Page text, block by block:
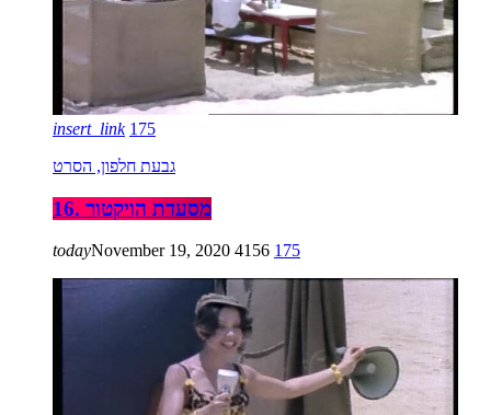
insert_link 175
גבעת חלפון, הסרט
16. מסעדת הויקטור
todayNovember 19, 2020 4156 175